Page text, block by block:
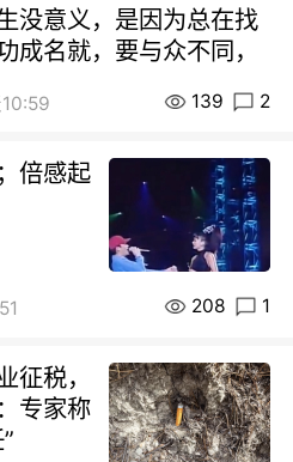
没意义，是因为总在找
成名就，要与众不同，
139 2
倍感起
208 1
征税，
专家称